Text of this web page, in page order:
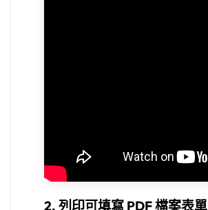
2. 列印可填寫 PDF 檔案表單